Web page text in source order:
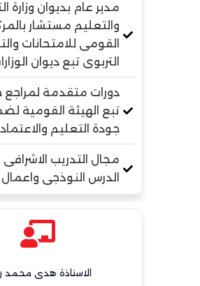
مدير عام بديوان وزارة
والتعليم مستشار
القومى للامتحانات
التربوى تبع ديوان
دورات متقدمة لمراجع
تبع الهيئة القومية
جودة التعليم والاعتماد
مجال التدريب الاشرافى
الدرس النوذجى واعمال
الاستاذة هدى محمد